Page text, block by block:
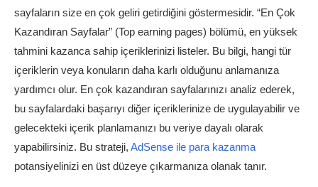
sayfaların size en çok geliri getirdiğini göstermesidir. “En Çok
Kazandıran Sayfalar” (Top earning pages) bölümü, en yüksek
tahmini kazanca sahip içeriklerinizi listeler. Bu bilgi, hangi tür
içeriklerin veya konuların daha karlı olduğunu anlamanıza
yardımcı olur. En çok kazandıran sayfalarınızı analiz ederek,
bu sayfalardaki başarıyı diğer içeriklerinize de uygulayabilir ve
gelecekteki içerik planlamanızı bu veriye dayalı olarak
yapabilirsiniz. Bu strateji, AdSense ile para kazanma
potansiyelinizi en üst düzeye çıkarmanıza olanak tanır.